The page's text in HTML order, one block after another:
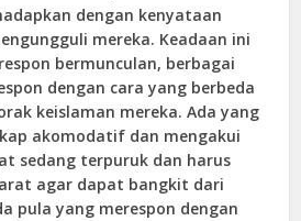
dengan kenyataan
mereka. Keadaan ini
bermunculan, berbagai
dengan cara yang berbeda
keislaman mereka. Ada yang
akomodatif dan mengakui
sedang terpuruk dan harus
agar dapat bangkit dari
pula yang merespon dengan